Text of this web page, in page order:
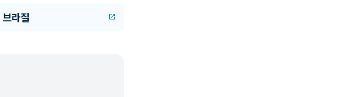
라질 open_in_new